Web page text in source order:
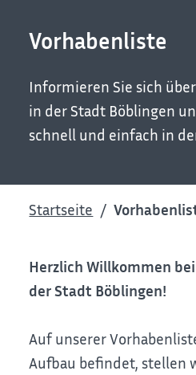
Vorhabenliste
Informieren Sie sich
in der Stadt Böblingen
schnell und einfach in
Startseite
Herzlich Willkommen
der Stadt Böblingen!
Auf unserer
Aufbau befindet, stellen